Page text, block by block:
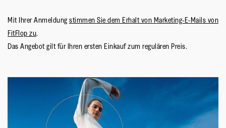
Mit Ihrer Anmeldung stimmen Sie dem Erhalt von Marketing-E-Mails von
FitFlop zu.
Das Angebot gilt für Ihren ersten Einkauf zum regulären Preis.